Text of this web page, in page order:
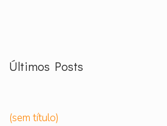
Últimos Posts
(sem título)